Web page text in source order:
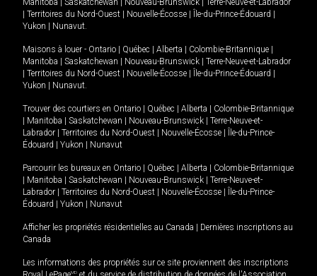
| Territoires du Nord-Ouest | Nouvelle-Écosse | Île-du-Prince-Édouard |
Yukon | Nunavut
Maisons à louer - Ontario | Québec | Alberta | Colombie-Britannique |
Manitoba | Saskatchewan | Nouveau-Brunswick | Terre-Neuve-et-Labrador
| Territoires du Nord-Ouest | Nouvelle-Écosse | Île-du-Prince-Édouard |
Yukon | Nunavut
Trouver des courtiers en Ontario | Québec | Alberta | Colombie-Britannique
| Manitoba | Saskatchewan | Nouveau-Brunswick | Terre-Neuve-et-
Labrador | Territoires du Nord-Ouest | Nouvelle-Écosse | Île-du-Prince-
Édouard | Yukon | Nunavut
Parcourir les bureaux en Ontario | Québec | Alberta | Colombie-Britannique
| Manitoba | Saskatchewan | Nouveau-Brunswick | Terre-Neuve-et-
Labrador | Territoires du Nord-Ouest | Nouvelle-Écosse | Île-du-Prince-
Édouard | Yukon | Nunavut
Afficher les propriétés résidentielles au Canada | Dernières inscriptions au
Canada
Les informations des propriétés sur ce site proviennent des inscriptions
MD